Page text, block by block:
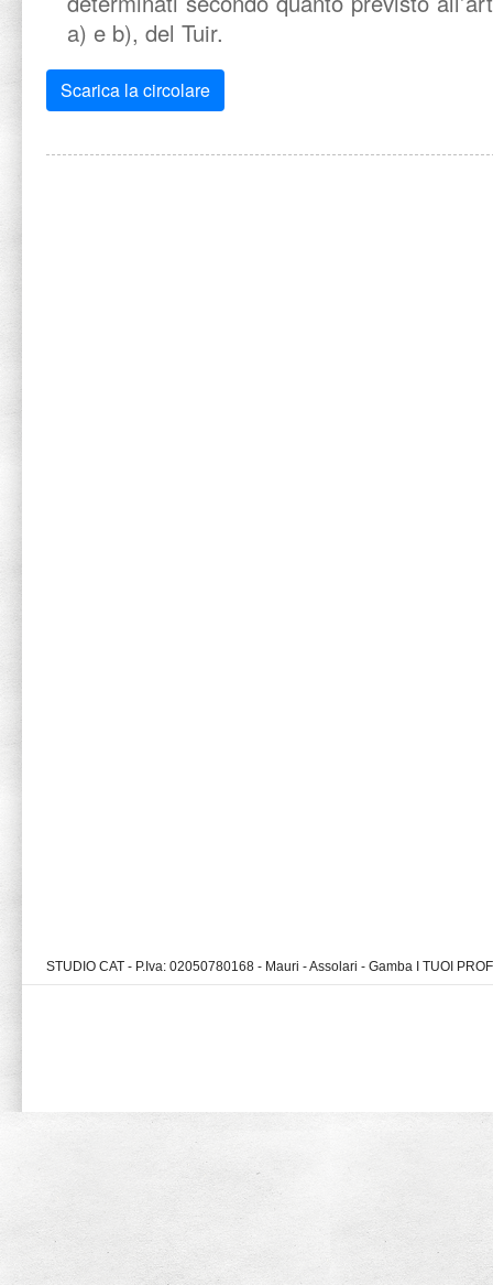
a) e b), del Tuir.
Scarica la circolare
STUDIO CAT - P.Iva: 02050780168 - Mauri - Assolari - Gamba I TUOI